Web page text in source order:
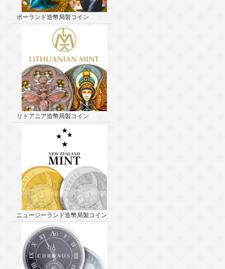
ポーランド造幣局製コイン
リトアニア造幣局製コイン
ニュージーランド造幣局製コイン